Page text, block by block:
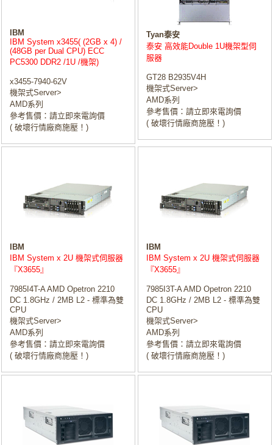
IBM
IBM System x3455( (2GB x 4) /
(48GB per Dual CPU) ECC
PC5300 DDR2 /1U /機架)
x3455-7940-62V
機架式Server>
AMD系列
參考售價：請立即來電詢價
( 破壞行情廠商施壓！)
Tyan泰安
泰安 高效能Double 1U機架型伺
服器
GT28 B2935V4H
機架式Server>
AMD系列
參考售價：請立即來電詢價
( 破壞行情廠商施壓！)
IBM
IBM System x 2U 機架式伺服器
『X3655』
7985I4T-A AMD Opetron 2210
DC 1.8GHz / 2MB L2 - 標準為雙
CPU
機架式Server>
AMD系列
參考售價：請立即來電詢價
( 破壞行情廠商施壓！)
IBM
IBM System x 2U 機架式伺服器
『X3655』
7985I3T-A AMD Opetron 2210
DC 1.8GHz / 2MB L2 - 標準為雙
CPU
機架式Server>
AMD系列
參考售價：請立即來電詢價
( 破壞行情廠商施壓！)